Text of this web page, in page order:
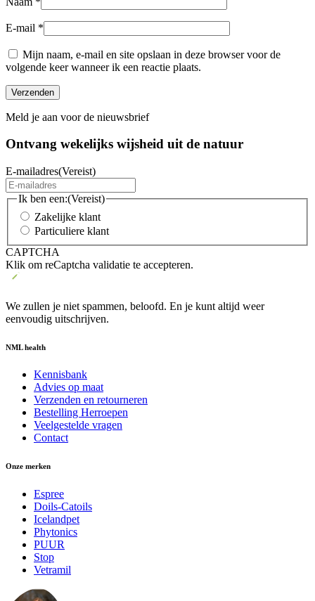
E-mail *
Mijn naam, e-mail en site opslaan in deze browser voor de
volgende keer wanneer ik een reactie plaats.
Meld je aan voor de nieuwsbrief
Ontvang wekelijks wijsheid uit de natuur
E-mailadres(Vereist)
Ik ben een:(Vereist)
Zakelijke klant
Particuliere klant
CAPTCHA
Klik om reCaptcha validatie te accepteren.
We zullen je niet spammen, beloofd. En je kunt altijd weer
eenvoudig uitschrijven.
NML health
Kennisbank
Advies op maat
Verzenden en retourneren
Bestelling Herroepen
Veelgestelde vragen
Contact
Onze merken
Espree
Doils-Catoils
Icelandpet
Phytonics
PUUR
Stop
Vetramil